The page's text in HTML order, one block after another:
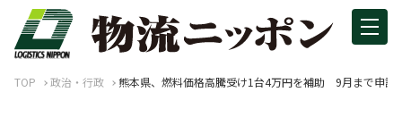
TOP 政治・行政 熊本県、燃料価格高騰受け1台4万円を補助 9月まで申請